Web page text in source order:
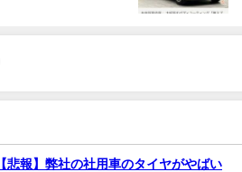
【悲報】弊社の社用車のタイヤがやばい